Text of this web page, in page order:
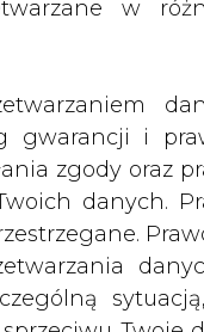
w
gwarancji i
zgody oraz
danych.
budowy
z czego 30